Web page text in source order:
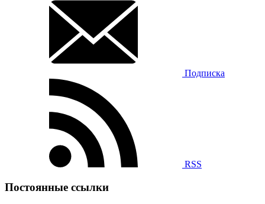
Подписка
RSS
Постоянные ссылки